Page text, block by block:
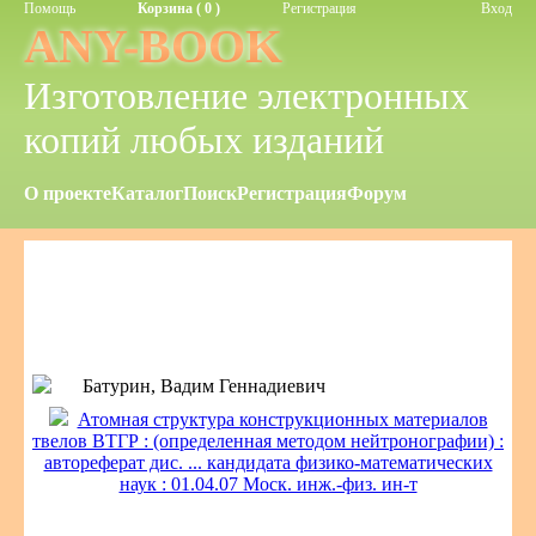
Помощь Корзина ( 0 ) Регистрация Вход
ANY-BOOK
Изготовление электронных
копий любых изданий
О проектеКаталогПоискРегистрацияФорум
Батурин, Вадим Геннадиевич
Атомная структура конструкционных материалов
твелов ВТГР : (определенная методом нейтронографии) :
автореферат дис. ... кандидата физико-математических
наук : 01.04.07 Моск. инж.-физ. ин-т